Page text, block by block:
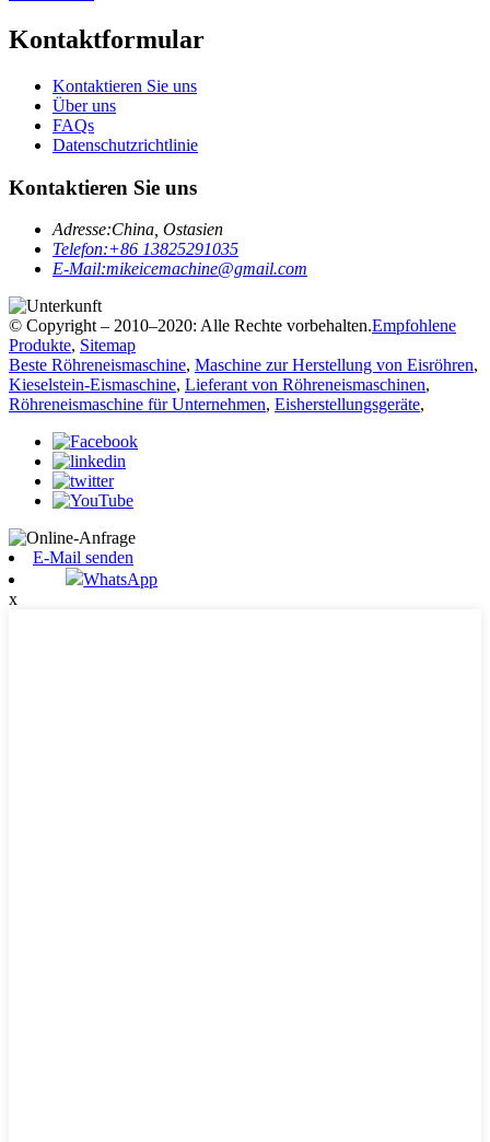
Kontaktformular
Kontaktieren Sie uns
Über uns
FAQs
Datenschutzrichtlinie
Kontaktieren Sie uns
Adresse:China, Ostasien
Telefon:+86 13825291035
E-Mail:mikeicemachine@gmail.com
© Copyright – 2010–2020: Alle Rechte vorbehalten.Empfohlene
Produkte, Sitemap
Beste Röhreneismaschine, Maschine zur Herstellung von Eisröhren,
Kieselstein-Eismaschine, Lieferant von Röhreneismaschinen,
Röhreneismaschine für Unternehmen, Eisherstellungsgeräte,
E-Mail senden
WhatsApp
x